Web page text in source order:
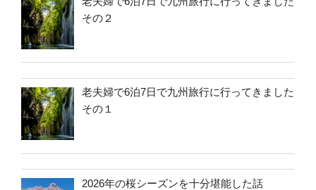
その２
老夫婦で6泊7日で九州旅行に行ってきました
その１
2026年の桜シーズンを十分堪能した話